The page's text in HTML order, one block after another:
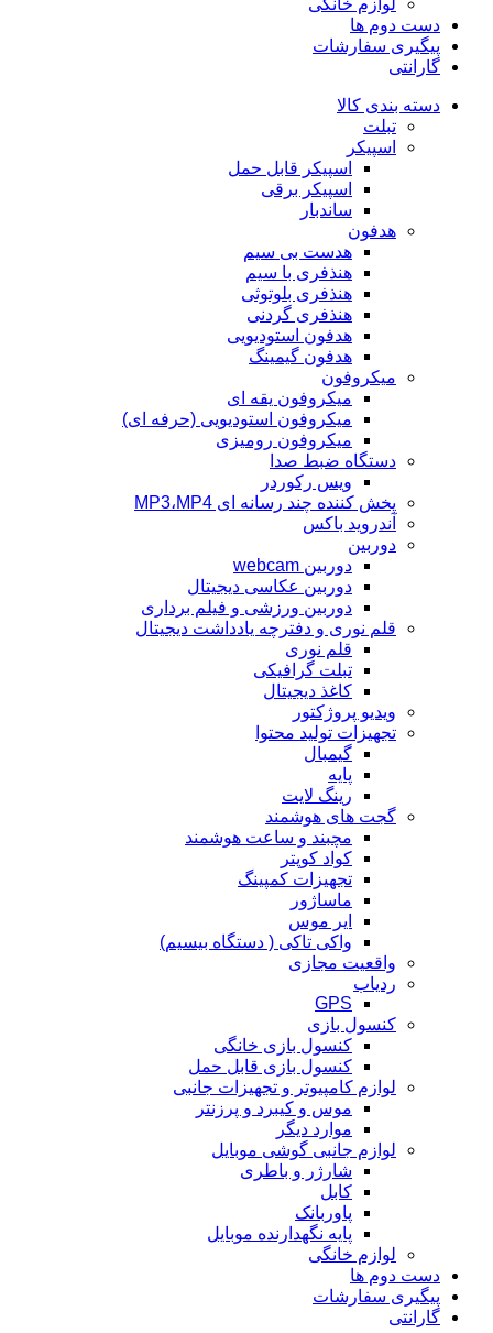
لوازم خانگی
دست دوم ها
پیگیری سفارشات
گارانتی
دسته بندی کالا
تبلت
اسپیکر
اسپیکر قابل حمل
اسپیکر برقی
ساندبار
هدفون
هدست بی سیم
هنذفری با سیم
هنذفری بلوتوثی
هنذفری گردنی
هدفون استودیویی
هدفون گیمینگ
میکروفون
میکروفون یقه ای
میکروفون استودیویی (حرفه ای)
میکروفون رومیزی
دستگاه ضبط صدا
ویس رکوردر
پخش کننده چند رسانه ای MP3،MP4
آندروید باکس
دوربین
دوربین webcam
دوربین عکاسی دیجیتال
دوربین‌ ورزشی و فیلم برداری
قلم نوری و دفترچه یادداشت دیجیتال
قلم نوری
تبلت گرافیکی
کاغذ دیجیتال
ویدیو پروژکتور
تجهیزات تولید محتوا
گیمبال
پایه
رینگ لایت
گجت های هوشمند
مچبند و ساعت هوشمند
کواد کوپتر
تجهیزات کمپینگ
ماساژور
ایر موس
واکی تاکی ( دستگاه بیسیم)
واقعیت مجازی
ردیاب
GPS
کنسول بازی
کنسول بازی خانگی
کنسول بازی قابل حمل
لوازم کامپیوتر و تجهیزات جانبی
موس و کیبرد و پرزنتر
موارد دیگر
لوازم جانبی گوشی موبایل
شارژر و باطری
کابل
پاوربانک
پایه نگهدارنده موبایل
لوازم خانگی
دست دوم ها
پیگیری سفارشات
گارانتی